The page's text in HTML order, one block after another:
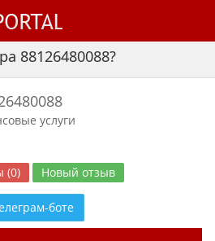
88126480088?
услуги
(0) Новый отзыв
боте